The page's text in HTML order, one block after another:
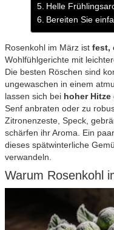
Helle
Bereiten Sie
Rosenkohl im März ist fest,
Wohlfühlgerichte mit
Die besten Röschen sind
ungewaschen in einem
lassen sich bei hoher Hitze
Senf anbraten oder zu
Zitronenzeste, Speck,
schärfen ihr Aroma. Ein
dieses spätwinterliche
verwandeln.
Warum Rosenkohl